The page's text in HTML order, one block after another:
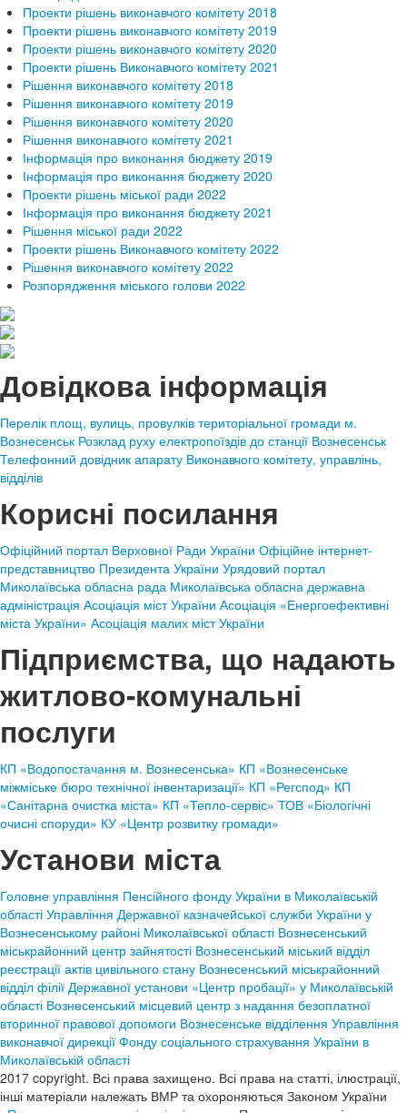
Проекти рішень виконавчого комітету 2018
Проекти рішень виконавчого комітету 2019
Проекти рішень виконавчого комітету 2020
Проекти рішень Виконавчого комітету 2021
Рішення виконавчого комітету 2018
Рішення виконавчого комітету 2019
Рішення виконавчого комітету 2020
Рішення виконавчого комітету 2021
Інформація про виконання бюджету 2019
Інформація про виконання бюджету 2020
Проекти рішень міської ради 2022
Інформація про виконання бюджету 2021
Рішення міської ради 2022
Проекти рішень Виконавчого комітету 2022
Рішення виконавчого комітету 2022
Розпорядження міського голови 2022
Довідкова інформація
Перелік площ, вулиць, провулків територіальної громади м.
Вознесенськ Розклад руху електропоїздів до станції Вознесенськ
Телефонний довідник апарату Виконавчого комітету, управлінь,
відділів
Корисні посилання
Офіційний портал Верховної Ради України Офіційне інтернет-
представництво Президента України Урядовий портал
Миколаївська обласна рада Миколаївська обласна державна
адміністрація Асоціація міст України Асоціація «Енергоефективні
міста України» Асоціація малих міст України
Підприємства, що надають
житлово-комунальні
послуги
КП «Водопостачання м. Вознесенська» КП «Вознесенське
міжміське бюро технічної інвентаризації» КП «Регспод» КП
«Санітарна очистка міста» КП «Тепло-сервіс» ТОВ «Біологічні
очисні споруди» КУ «Центр розвитку громади»
Установи міста
Головне управління Пенсійного фонду України в Миколаївській
області Управління Державної казначейської служби України у
Вознесенському районі Миколаївської області Вознесенський
міськрайонний центр зайнятості Вознесенський міський відділ
реєстрації актів цивільного стану Вознесенський міськрайонний
відділ філії Державної установи «Центр пробації» у Миколаївській
області Вознесенський місцевий центр з надання безоплатної
вторинної правової допомоги Вознесенське відділення Управління
виконавчої дирекції Фонду соціального страхування України в
Миколаївській області
2017 copyright. Всі права захищено. Всі права на статті, ілюстрації,
інші матеріали належать ВМР та охороняються Законом України